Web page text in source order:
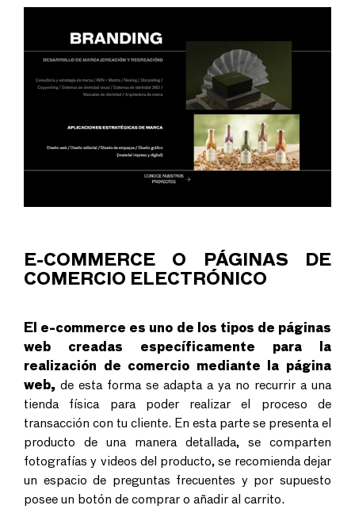
E-COMMERCE O PÁGINAS DE
COMERCIO ELECTRÓNICO
El e-commerce es uno de los tipos de páginas
web creadas específicamente para la
realización de comercio mediante la página
web, de esta forma se adapta a ya no recurrir a una
tienda física para poder realizar el proceso de
transacción con tu cliente. En esta parte se presenta el
producto de una manera detallada, se comparten
fotografías y videos del producto, se recomienda dejar
un espacio de preguntas frecuentes y por supuesto
posee un botón de comprar o añadir al carrito.